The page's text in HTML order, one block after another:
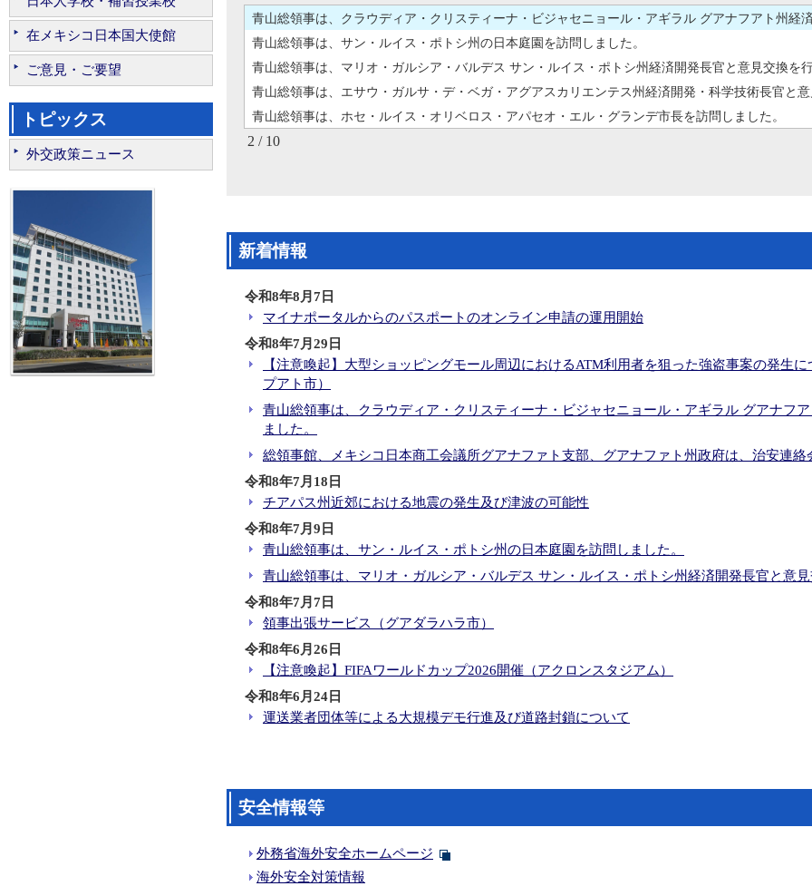
在メキシコ日本国大使館
ご意見・ご要望
トピックス
外交政策ニュース
青山総領事は、サン・ルイス・ポトシ州の日本庭園を訪問しました。
青山総領事は、マリオ・ガルシア・バルデス サン・ルイス・ポトシ州経済開発長官と意見交換を
青山総領事は、エサウ・ガルサ・デ・ベガ・アグアスカリエンテス州経済開発・科学技術長官と
青山総領事は、ホセ・ルイス・オリベロス・アパセオ・エル・グランデ市長を訪問しました。
青山総領事は、本清在メキシコ大使とともに、MAS JAPON EN EL BAJIO 2026の開会式に出席し
青山総領事は、サン・ルイス・ポトシ州の日本庭園を訪問しました。
青山総領事は、マリオ・ガルシア・バルデス サン・ルイス・ポトシ州経済開発長官と意見交換を
青山総領事は、エサウ・ガルサ・デ・ベガ・アグアスカリエンテス州経済開発・科学技術長官と
青山総領事は、ホセ・ルイス・オリベロス・アパセオ・エル・グランデ市長を訪問しました。
青山総領事は、本清在メキシコ大使とともに、MAS JAPON EN EL BAJIO 2026の開会式に出席し
青山総領事は、本清在メキシコ大使とともに、第17回全国日系人大会（CONANI）に出席しました
青山総領事は、第17回全国日系人大会（CONANI）の記者会見に出席しました。
総領事館、メキシコ日本商工会議所グアナファト支部、グアナファト州政府は、治安連絡会議を
2 / 10
新着情報
令和8年8月7日
マイナポータルからのパスポートのオンライン申請の運用開始
令和8年7月29日
【注意喚起】大型ショッピングモール周辺におけるATM利用者を狙った強盗事案の発生
プアト市）
青山総領事は、クラウディア・クリスティーナ・ビジャセニョール・アギラル グアナフ
ました。
総領事館、メキシコ日本商工会議所グアナファト支部、グアナファト州政府は、治安連絡
令和8年7月18日
チアパス州近郊における地震の発生及び津波の可能性
令和8年7月9日
青山総領事は、サン・ルイス・ポトシ州の日本庭園を訪問しました。
青山総領事は、マリオ・ガルシア・バルデス サン・ルイス・ポトシ州経済開発長官と意
令和8年7月7日
領事出張サービス（グアダラハラ市）
令和8年6月26日
【注意喚起】FIFAワールドカップ2026開催（アクロンスタジアム）
令和8年6月24日
運送業者団体等による大規模デモ行進及び道路封鎖について
安全情報等
外務省海外安全ホームページ
海外安全対策情報